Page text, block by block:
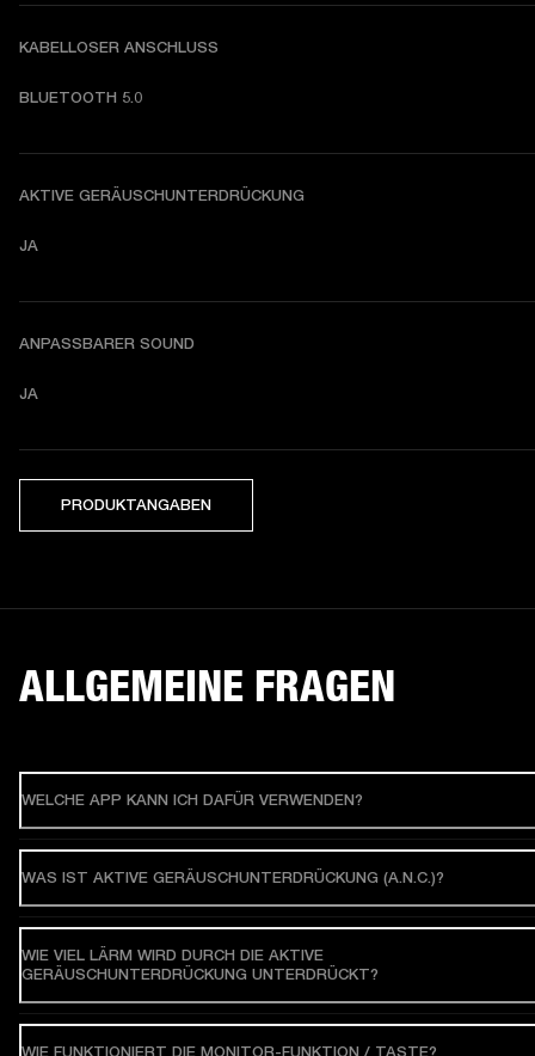
KABELLOSER ANSCHLUSS
BLUETOOTH 5.0
AKTIVE GERÄUSCHUNTERDRÜCKUNG
JA
ANPASSBARER SOUND
JA
PRODUKTANGABEN
ALLGEMEINE FRAGEN
WELCHE APP KANN ICH DAFÜR VERWENDEN?
WAS IST AKTIVE GERÄUSCHUNTERDRÜCKUNG (A.N.C.)?
WIE VIEL LÄRM WIRD DURCH DIE AKTIVE
GERÄUSCHUNTERDRÜCKUNG UNTERDRÜCKT?
WIE FUNKTIONIERT DIE MONITOR-FUNKTION / TASTE?